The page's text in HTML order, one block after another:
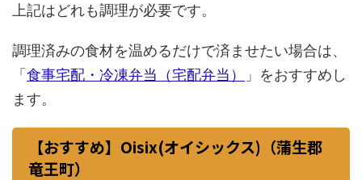
上記はどれも調理が必要です。
調理済みの食材を温めるだけで済ませたい場合は、
「 食事宅配・冷凍弁当（宅配弁当）
」をおすすめし
ます。
【おすすめ】Oisix(オイシックス)（蒲生郡
竜王町）